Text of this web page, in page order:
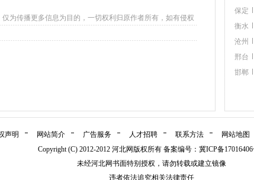
为传播更多信息为目的，一切权利归原作者所有，如有侵权
保定
衡水
沧州
邢台
邯郸
声明 网站简介 广告服务 人才招聘 联系方法 网站地图
Copyright (C) 2012-2012 河北网版权所有 备案编号：冀ICP备
未经河北网书面特别授权，请勿转载或建立镜像
违者依法追究相关法律责任